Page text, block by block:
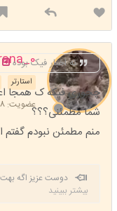
استارتر
عضویت: 1403/05/28
نه اخبار فیک بوده
چجوری فیکه ک همجا
شما مطمئنی؟؟؟
منم مطمئن نبودم گفتم
دوست عزیز اگه
قبول کن🙏🏻
بیشتر ببینید